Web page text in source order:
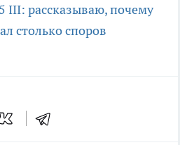
III: рассказываю, почему
столько споров